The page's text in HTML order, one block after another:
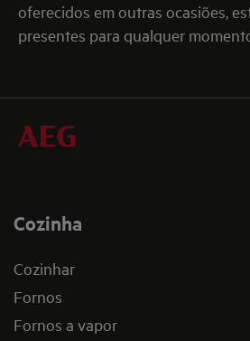
oferecidos em outras ocasiões,
presentes para qualquer
Cozinha
Cozinhar
Fornos
Fornos a vapor